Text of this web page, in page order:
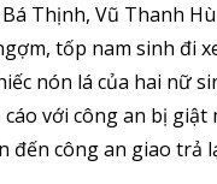
Thịnh, Vũ Thanh
tốp nam sinh đi
nón lá của hai nữ
với công an bị giật
đến công an giao trả